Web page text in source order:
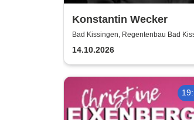
Konstantin Wecker
Bad Kissingen, Regentenbau Bad
14.10.2026